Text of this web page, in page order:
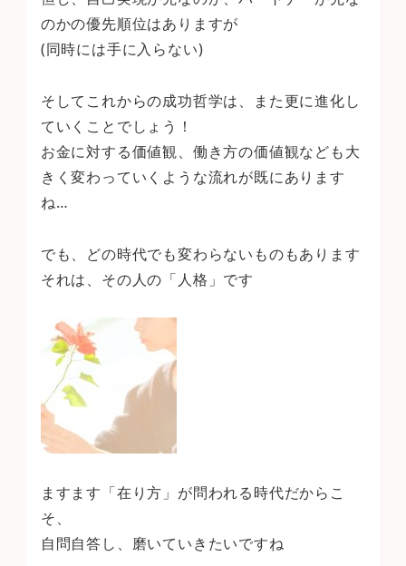
のかの優先順位はありますが
(同時には手に入らない)
そしてこれからの成功哲学は、また更に進化し
ていくことでしょう！
お金に対する価値観、働き方の価値観なども大
きく変わっていくような流れが既にあります
ね…
でも、どの時代でも変わらないものもあります
それは、その人の「人格」です
ますます「在り方」が問われる時代だからこ
そ、
自問自答し、磨いていきたいですね